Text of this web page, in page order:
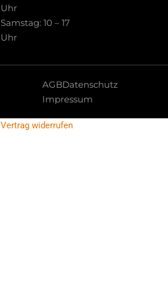
Uhr
Samstag: 10 – 17
Uhr
AGBDatenschutz
Impressum
Vertrag widerrufen